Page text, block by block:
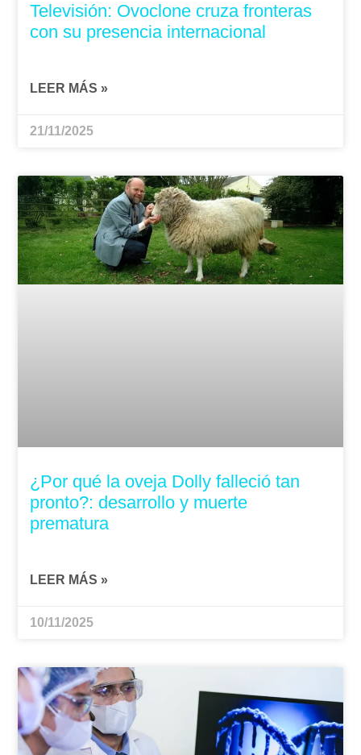
Televisión: Ovoclone cruza fronteras
con su presencia internacional
LEER MÁS »
21/11/2025
¿Por qué la oveja Dolly falleció tan
pronto?: desarrollo y muerte
prematura
LEER MÁS »
10/11/2025